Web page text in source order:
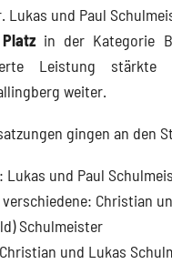
Lukas und Paul
in der Kategorie
Leistung
weiter.
gingen an den
Lukas und Paul
verschiedene: Christian
Schulmeister
und Lukas